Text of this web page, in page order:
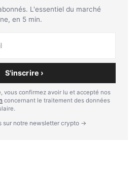
L'essentiel du marché
en 5 min.
S'inscrire ›
vous confirmez avoir lu et accepté nos
concernant le traitement des données
sur notre newsletter crypto →